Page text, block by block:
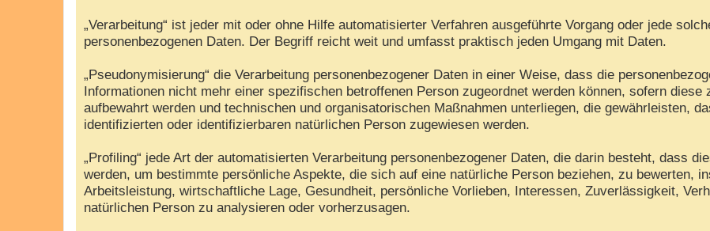
„Verarbeitung“ ist jeder mit oder ohne Hilfe automatisierter Verfahren ausgeführte Vorgang oder jede
personenbezogenen Daten. Der Begriff reicht weit und umfasst praktisch jeden Umgang mit Daten.
„Pseudonymisierung“ die Verarbeitung personenbezogener Daten in einer Weise, dass die
Informationen nicht mehr einer spezifischen betroffenen Person zugeordnet werden können, sofern
aufbewahrt werden und technischen und organisatorischen Maßnahmen unterliegen, die gewährleisten,
identifizierten oder identifizierbaren natürlichen Person zugewiesen werden.
„Profiling“ jede Art der automatisierten Verarbeitung personenbezogener Daten, die darin besteht, dass
werden, um bestimmte persönliche Aspekte, die sich auf eine natürliche Person beziehen, zu bewerten,
Arbeitsleistung, wirtschaftliche Lage, Gesundheit, persönliche Vorlieben, Interessen, Zuverlässigkeit,
natürlichen Person zu analysieren oder vorherzusagen.